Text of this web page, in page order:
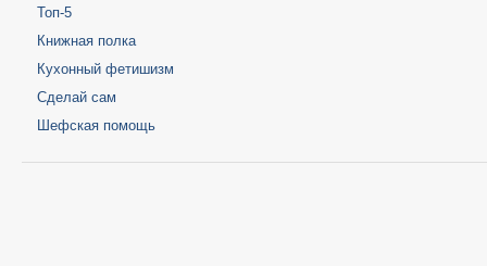
Топ-5
Книжная полка
Кухонный фетишизм
Сделай сам
Шефская помощь